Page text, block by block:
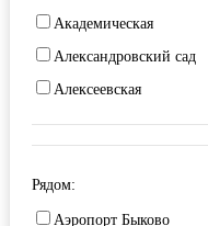
Академическая
Александровский сад
Алексеевская
Алма-Атинская
Аминьевская
Андроновка
Рядом:
Аэропорт Быково